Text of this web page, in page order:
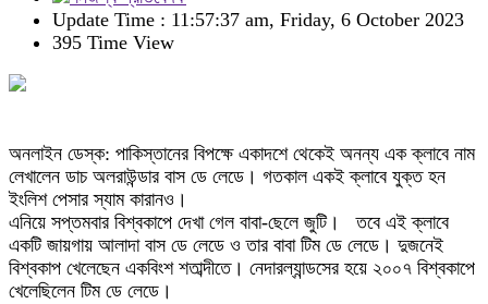
Update Time : 11:57:37 am, Friday, 6 October 2023
395 Time View
অনলাইন ডেস্ক: পাকিস্তানের বিপক্ষে একাদশে থেকেই অনন্য এক ক্লাবে নাম
লেখালেন ডাচ অলরাউন্ডার বাস ডে লেডে। গতকাল একই ক্লাবে যুক্ত হন
ইংলিশ পেসার স্যাম কারানও।
এনিয়ে সপ্তমবার বিশ্বকাপে দেখা গেল বাবা-ছেলে জুটি। তবে এই ক্লাবে
একটি জায়গায় আলাদা বাস ডে লেডে ও তার বাবা টিম ডে লেডে। দুজনেই
বিশ্বকাপ খেলেছেন একবিংশ শতাব্দীতে। নেদারল্যান্ডসের হয়ে ২০০৭ বিশ্বকাপে
খেলেছিলেন টিম ডে লেডে।